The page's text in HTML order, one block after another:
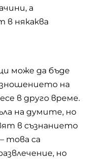
а
някаква
може да бъде
на
в друго време.
на думите, но
в съзнанието
това са
но